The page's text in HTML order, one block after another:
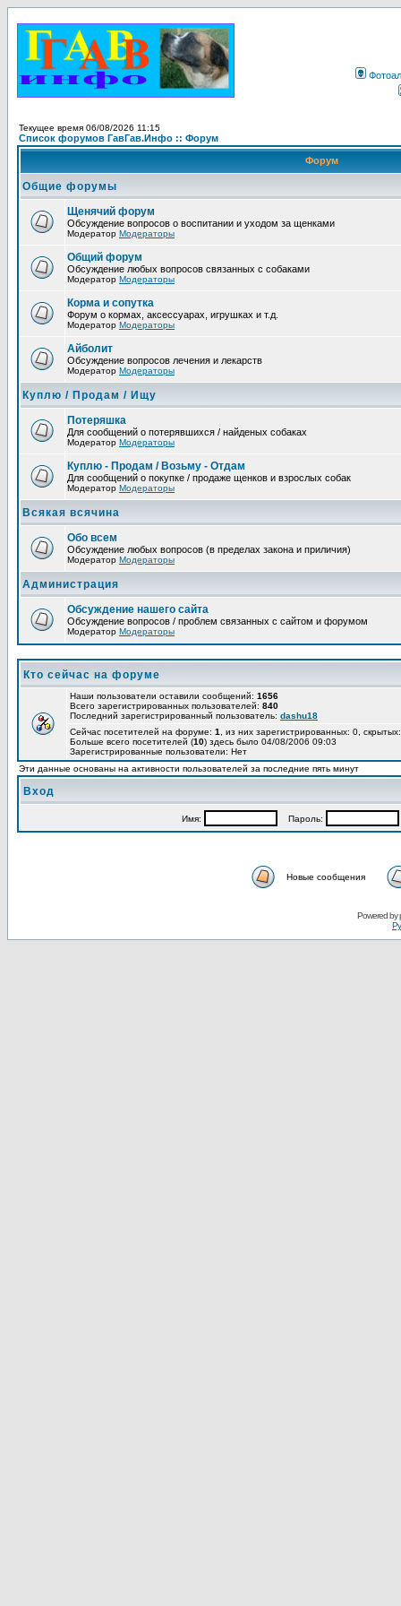
Текущее время 06/08/2026 11:15
Список форумов ГавГав.Инфо :: Форум
Форум
Общие форумы
Щенячий форум
Обсуждение вопросов о воспитании и уходом за щенками
Модератор Модераторы
Общий форум
Обсуждение любых вопросов связанных с собаками
Модератор Модераторы
Корма и сопутка
Форум о кормах, аксессуарах, игрушках и т.д.
Модератор Модераторы
Айболит
Обсуждение вопросов лечения и лекарств
Модератор Модераторы
Куплю / Продам / Ищу
Потеряшка
Для сообщений о потерявшихся / найденых собаках
Модератор Модераторы
Куплю - Продам / Возьму - Отдам
Для сообщений о покупке / продаже щенков и взрослых собак
Модератор Модераторы
Всякая всячина
Обо всем
Обсуждение любых вопросов (в пределах закона и приличия)
Модератор Модераторы
Администрация
Обсуждение нашего сайта
Обсуждение вопросов / проблем связанных с сайтом и форумом
Модератор Модераторы
Кто сейчас на форуме
Наши пользователи оставили сообщений: 1656
Всего зарегистрированных пользователей: 840
Последний зарегистрированный пользователь: dashu18
Сейчас посетителей на форуме: 1
, из них зарегистрированных: 0,
Больше всего посетителей (10) здесь было 04/08/2006 09:03
Зарегистрированные пользователи: Нет
Эти данные основаны на активности пользователей за последние пять минут
Вход
Имя: Пароль:
Новые сообщения
Powered by